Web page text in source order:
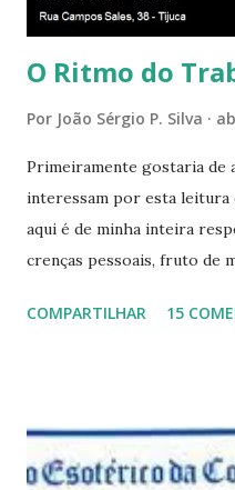
só presença aqui: é a...
O Ritmo do
Por João Sérgio P. Silva
Primeiramente gostaria de
interessam por esta leitura
aqui é de minha inteira
crenças pessoais, fruto de
porque nem mesmo eu as
e talvez contraditória a
este mês estaremos
COMPARTILHAR 15